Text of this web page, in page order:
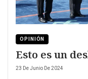
OPINIÓN
Esto es un
23 De Junio De 2024